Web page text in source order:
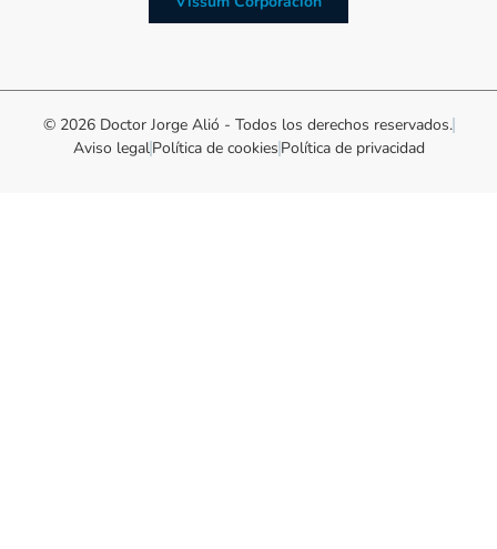
© 2026 Doctor Jorge Alió - Todos los derechos reservados.
Aviso legalPolítica de cookies Política de privacidad